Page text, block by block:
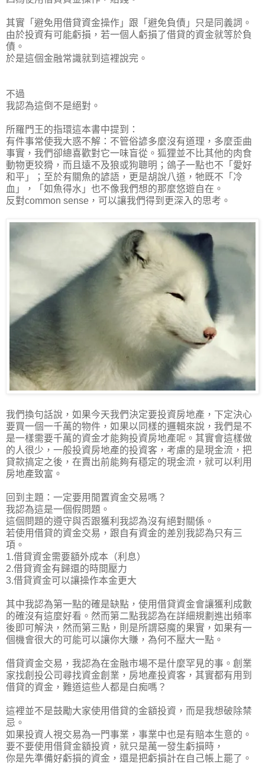
其實「避免用借貸資金操作」跟「避免負債」只是同義詞。
由於投資有可能虧損，若一個人虧損了借貸的資金就等於負
債。
於是這個金融常識就到這裡說完。
不過
我認為這倒不是絕對。
所羅門王的指環這本書中提到：
有件事常使我大惑不解：不管俗諺多麼沒有道理，多麼歪曲
事實，我們卻總喜歡對它一味盲從。狐狸並不比其他的肉食
動物更狡猾，而且遠不及狼或狗聰明；鴿子一點也不「愛好
和平」；至於有關魚的諺語，更是胡說八道，牠既不「冷
血」，「如魚得水」也不像我們想的那麼悠遊自在。
反對common sense，可以讓我們得到更深入的思考。
我們換句話說，如果今天我們決定要投資房地產，下定決心
要買一個一千萬的物件，如果以同樣的邏輯來說，我們是不
是一樣需要千萬的資金才能夠投資房地產呢。其實會這樣做
的人很少，一般投資房地產的投資客，考慮的是現金流，把
貸款搞定之後，在賣出前能夠有穩定的現金流，就可以利用
房地產致富。
回到主題：一定要用閒置資金交易嗎？
我認為這是一個假問題。
這個問題的遵守與否跟獲利我認為沒有絕對關係。
若使用借貸的資金交易，跟自有資金的差別我認為只有三
項。
1.借貸資金需要額外成本（利息）
2.借貸資金有歸還的時間壓力
3.借貸資金可以讓操作本金更大
其中我認為第一點的確是缺點，使用借貸資金會讓獲利成數
的確沒有這麼好看。然而第二點我認為在詳細規劃進出頻率
後即可解決，然而第三點，則是所謂惡魔的果實，如果有一
個機會很大的可能可以讓你大賺，為何不壓大一點。
借貸資金交易，我認為在金融市場不是什麼罕見的事。創業
家找創投公司尋找資金創業，房地產投資客，其實都有用到
借貸的資金，難道這些人都是白痴嗎？
這裡並不是鼓勵大家使用借貸的金額投資，而是我想破除禁
忌。
如果投資人視交易為一門事業，事業中也是有賠本生意的。
要不要使用借貸金額投資，就只是萬一發生虧損時，
你是先準備好虧損的資金，還是把虧損計在自己帳上罷了。